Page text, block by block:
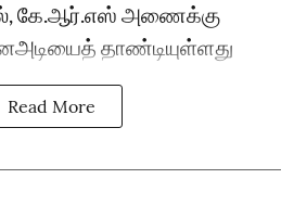
கே.ஆர்.எஸ் அணைக்கு
தாண்டியுள்ளது
Read More